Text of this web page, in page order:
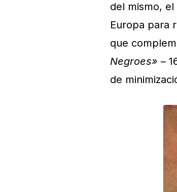
del mismo,
Europa para
que
Negroes» –
de